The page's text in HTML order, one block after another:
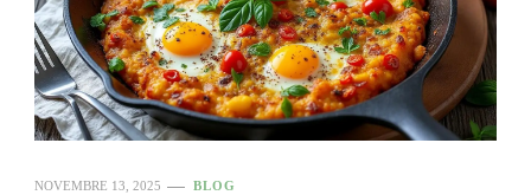
NOVEMBRE 13, 2025 BLOG